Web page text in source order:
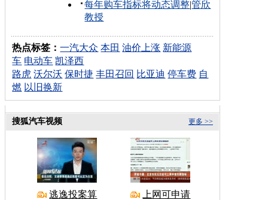
每年购车指标将动态调整|管欣
教授
热点标签：一汽大众 本田 油价上涨 新能源
车 电动车 凯泽西
路虎 沃尔沃 保时捷 丰田召回 比亚迪 停车费 自
燃 以旧换新
更多 >>
搜狐汽车视频
逃逸投案算
上网可申请